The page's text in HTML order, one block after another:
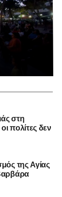
στη
πολίτες δεν
της Αγίας